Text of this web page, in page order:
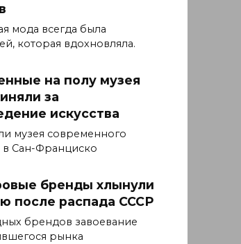
мода всегда была
которая вдохновляла.
на полу музея
за
искусства
музея современного
в Сан-Франциско
бренды хлынули
после распада СССР
брендов завоевание
рынка